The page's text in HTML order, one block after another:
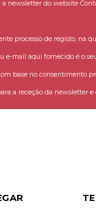
newsletter do website
processo de registo, na
e-mail aqui fornecido é o
base no consentimento
a receção da newsletter